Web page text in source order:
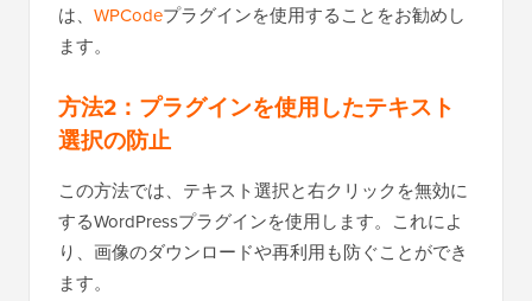
は、 WPCodeプラグインを使用することをお勧めし
ます。
方法2：プラグインを使用したテキスト
選択の防止
この方法では、テキスト選択と右クリックを無効に
するWordPressプラグインを使用します。これによ
り、画像のダウンロードや再利用も防ぐことができ
ます。